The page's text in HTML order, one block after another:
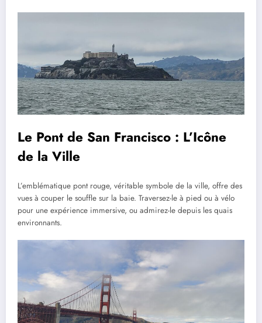
Le Pont de San Francisco : L’Icône
de la Ville
L’emblématique pont rouge, véritable symbole de la ville, offre des
vues à couper le souffle sur la baie. Traversez-le à pied ou à vélo
pour une expérience immersive, ou admirez-le depuis les quais
environnants.